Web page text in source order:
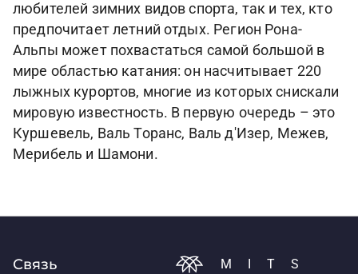
любителей зимних видов спорта, так и тех, кто
предпочитает летний отдых. Регион Рона-
Альпы может похвастаться самой большой в
мире областью катания: он насчитывает 220
лыжных курортов, многие из которых снискали
мировую известность. В первую очередь – это
Куршевель, Валь Торанс, Валь д'Изер, Межев,
Мерибель и Шамони.
Связь MITS